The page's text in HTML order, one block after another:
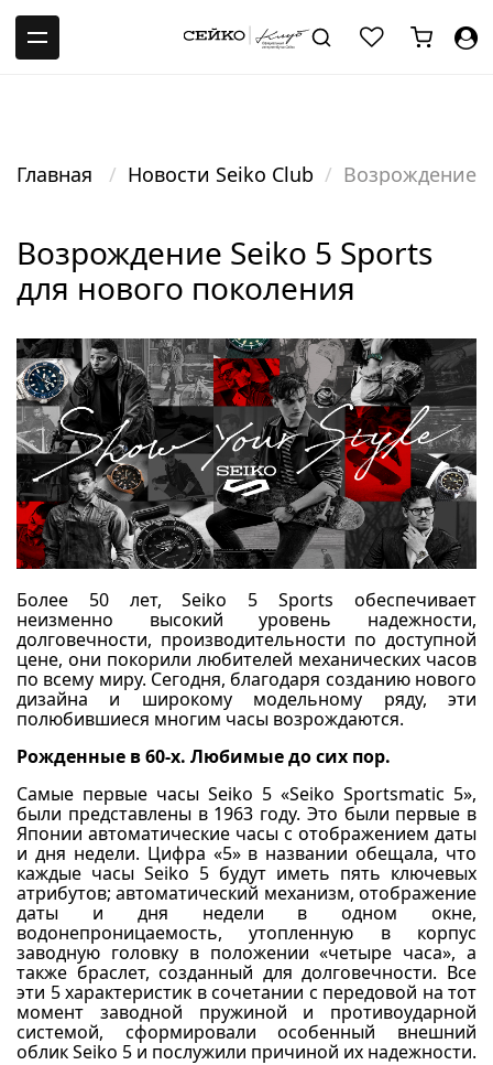
Главная Новости Seiko Club Возрождение
Возрождение Seiko 5 Sports
для нового поколения
Более 50 лет, Seiko 5 Sports обеспечивает
неизменно высокий уровень надежности,
долговечности, производительности по доступной
цене, они покорили любителей механических часов
по всему миру. Сегодня, благодаря созданию нового
дизайна и широкому модельному ряду, эти
полюбившиеся многим часы возрождаются.
Рожденные в 60-х. Любимые до сих пор.
Самые первые часы Seiko 5 «Seiko Sportsmatic 5»,
были представлены в 1963 году. Это были первые в
Японии автоматические часы с отображением даты
и дня недели. Цифра «5» в названии обещала, что
каждые часы Seiko 5 будут иметь пять ключевых
атрибутов; автоматический механизм, отображение
даты и дня недели в одном окне,
водонепроницаемость, утопленную в корпус
заводную головку в положении «четыре часа», а
также браслет, созданный для долговечности. Все
эти 5 характеристик в сочетании с передовой на тот
момент заводной пружиной и противоударной
системой, сформировали особенный внешний
облик Seiko 5 и послужили причиной их надежности.